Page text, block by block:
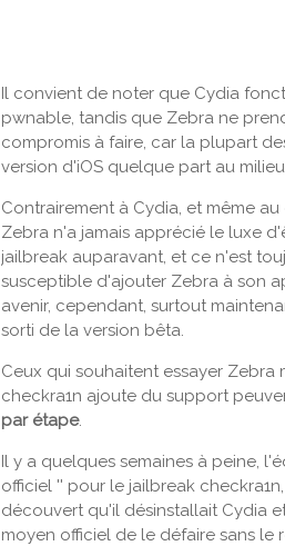
Il convient de noter que Cydia
pwnable, tandis que Zebra ne
compromis à faire, car la plupart
version d'iOS quelque part au
Contrairement à Cydia, et même
Zebra n'a jamais apprécié le luxe
jailbreak auparavant, et ce n'est
susceptible d'ajouter Zebra à son
avenir, cependant, surtout
sorti de la version bêta.
Ceux qui souhaitent essayer
checkra1n ajoute du support
par étape.
Il y a quelques semaines à peine,
officiel '' pour le jailbreak
découvert qu'il désinstallait Cydia
moyen officiel de le défaire sans le